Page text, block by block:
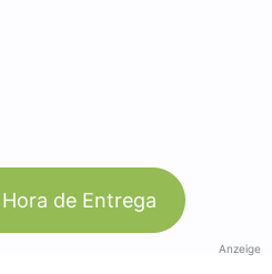
de Entrega
Anzeige